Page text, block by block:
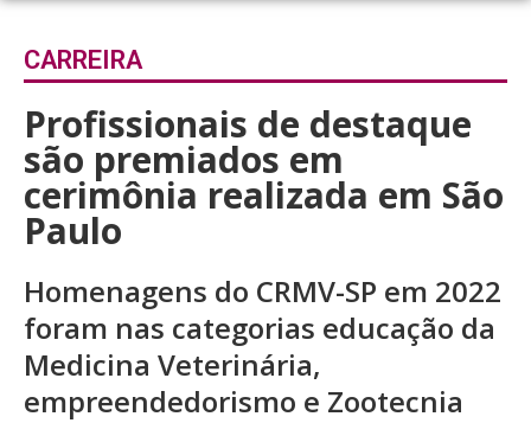
CARREIRA
Profissionais de destaque
são premiados em
cerimônia realizada em São
Paulo
Homenagens do CRMV-SP em 2022
foram nas categorias educação da
Medicina Veterinária,
empreendedorismo e Zootecnia